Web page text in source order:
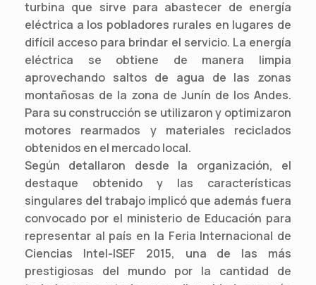
turbina que sirve para abastecer de energía
eléctrica a los pobladores rurales en lugares de
difícil acceso para brindar el servicio. La energía
eléctrica se obtiene de manera limpia
aprovechando saltos de agua de las zonas
montañosas de la zona de Junín de los Andes.
Para su construcción se utilizaron y optimizaron
motores rearmados y materiales reciclados
obtenidos en el mercado local.
Según detallaron desde la organización, el
destaque obtenido y las características
singulares del trabajo implicó que además fuera
convocado por el ministerio de Educación para
representar al país en la Feria Internacional de
Ciencias Intel-ISEF 2015, una de las más
prestigiosas del mundo por la cantidad de